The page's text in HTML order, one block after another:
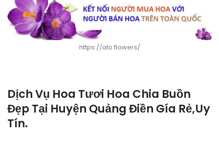
https://alo.flowers/
Dịch Vụ Hoa Tươi Hoa Chia Buồn
Đẹp Tại Huyện Quảng Điền Gía Rẻ,Uy
Tín.